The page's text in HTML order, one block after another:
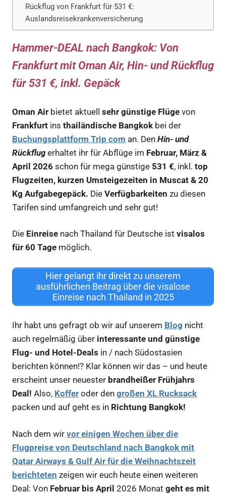
Rückflug von Frankfurt für 531 €:
Auslandsreisekrankenversicherung
Hammer-DEAL nach Bangkok: Von
Frankfurt mit Oman Air, Hin- und Rückflug
für 531 €, inkl. Gepäck
Oman Air bietet aktuell sehr günstige Flüge von
Frankfurt ins thailändische Bangkok bei der
Buchungsplattform Trip com an. Den Hin- und
Rückflugerhaltet ihr für Abflüge im Februar, März &
April 2026 schon für mega günstige 531 €, inkl. top
Flugzeiten, kurzen Umsteigezeiten in Muscat & 20
Kg Aufgabegepäck. Die Verfügbarkeiten zu diesen
Tarifen sind umfangreich und sehr gut!
Die Einreise nach Thailand für Deutsche ist visalos
für 60 Tage möglich.
Hier gelangt ihr direkt zu unserem
ausführlichen Beitrag über die visalose
Einreise nach Thailand in 2025
Ihr habt uns gefragt ob wir auf unserem Blog nicht
auch regelmäßig über interessante und günstige
Flug- und Hotel-Deals in / nach Südostasien
berichten können!? Klar können wir das – und heute
erscheint unser neuester brandheißer Frühjahrs
Deal! Also, Koffer oder den großen XL Rucksack
packen und auf geht es in Richtung Bangkok!
Nach dem wir vor einigen Wochen über die
Flugpreise von Deutschland nach Bangkok mit
Qatar Airways & Gulf Air für die Weihnachtszeit
berichteten zeigen wir euch heute einen weiteren
Deal: Von Februar bis April 2026 Monat geht es mit